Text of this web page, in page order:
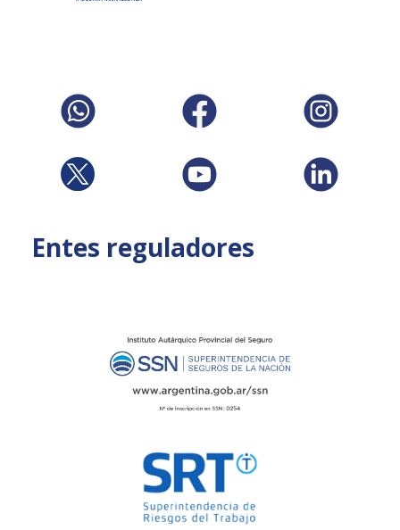
Entes reguladores